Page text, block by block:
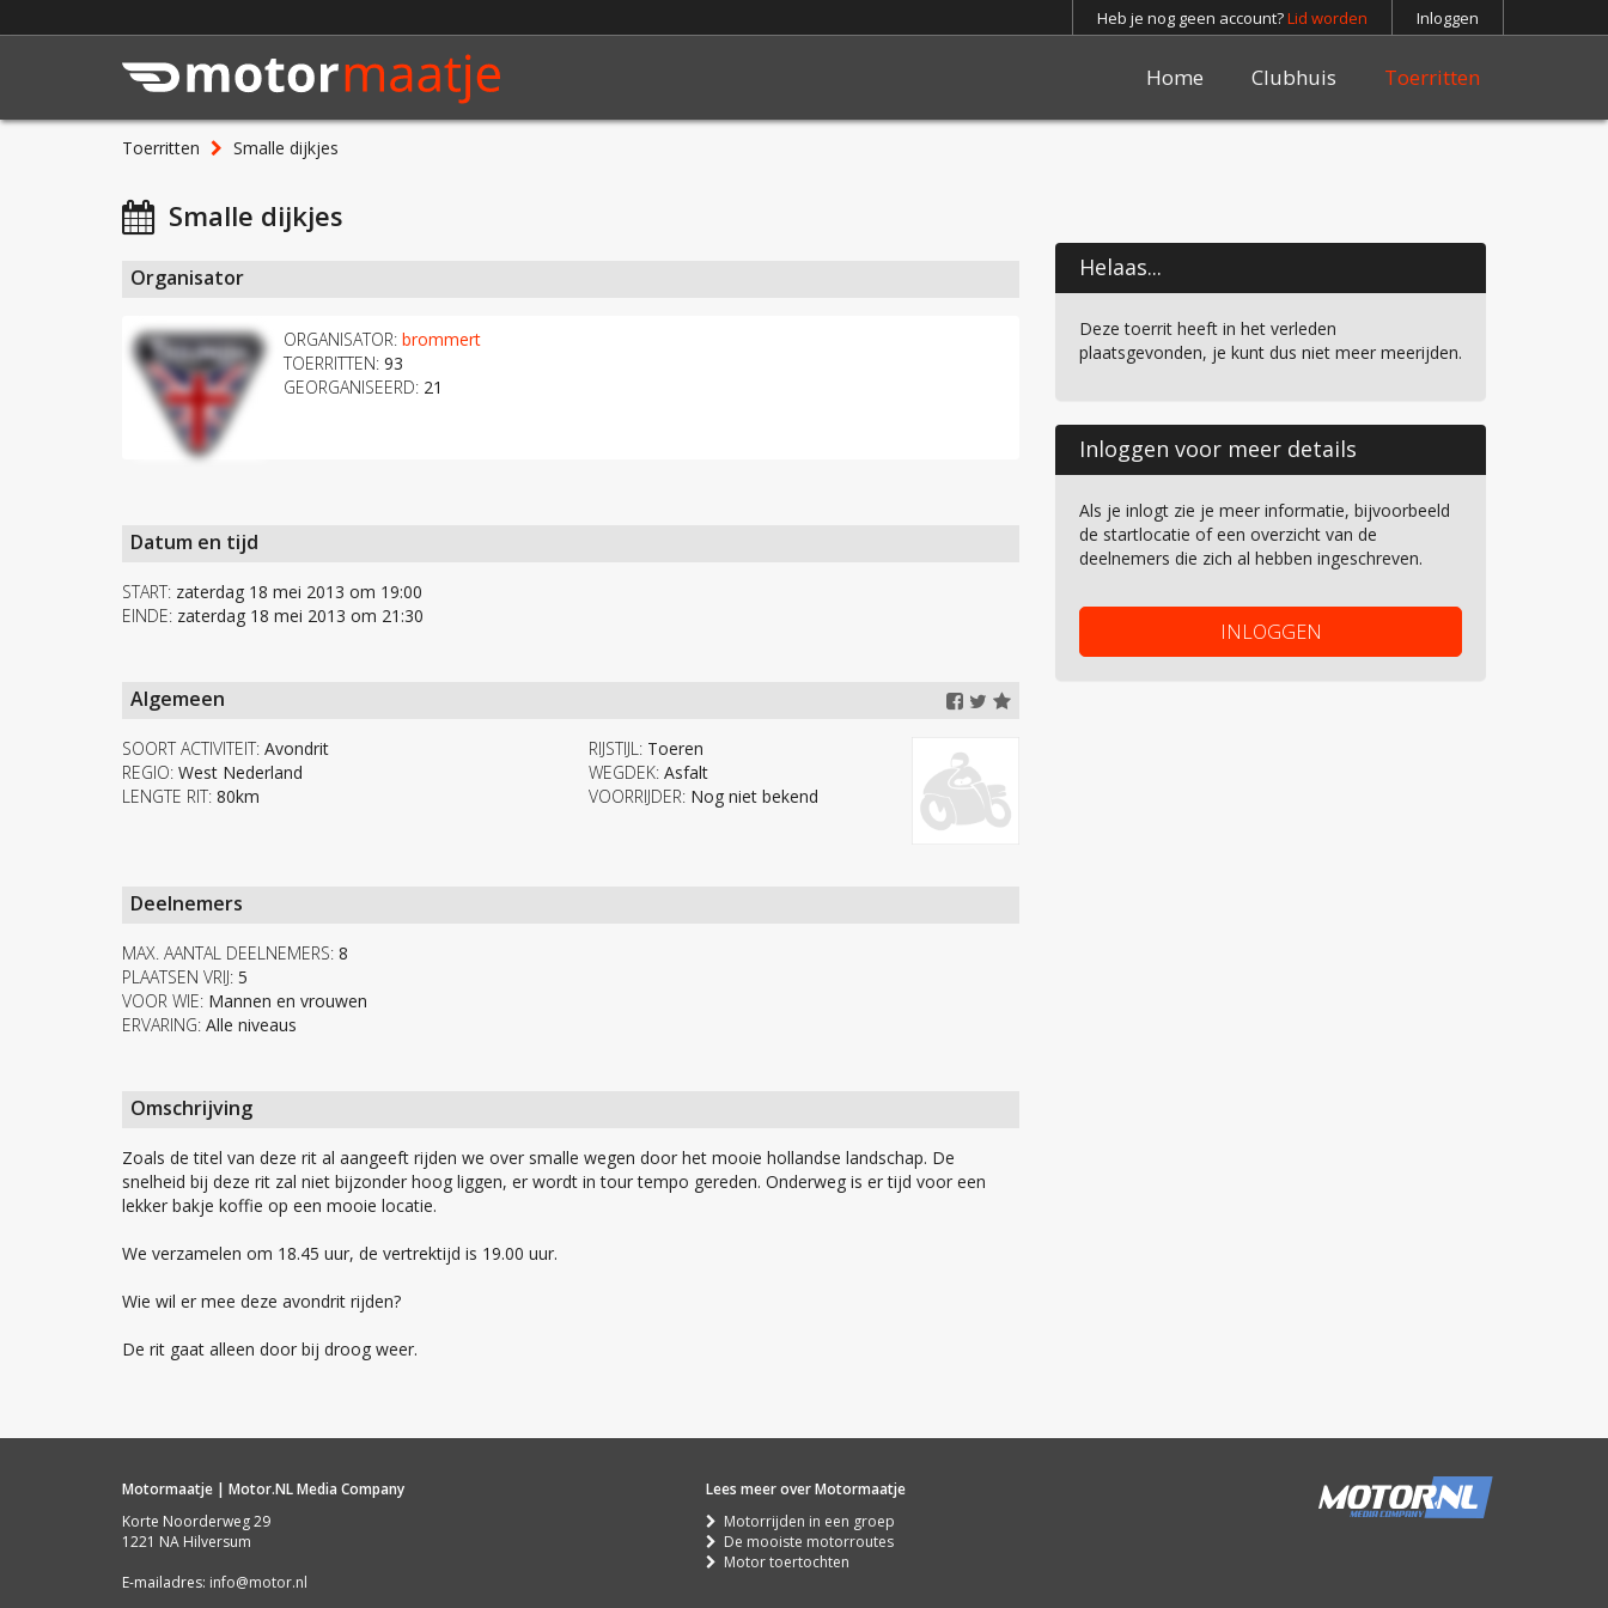
Heb je nog geen account?Lid worden Inloggen
Home Clubhuis Toerritten
Toerritten Smalle dijkjes
Smalle dijkjes
Helaas...
Deze toerrit heeft in het verleden
plaatsgevonden, je kunt dus niet meer meerijden.
Inloggen voor meer details
Als je inlogt zie je meer informatie, bijvoorbeeld
de startlocatie of een overzicht van de
deelnemers die zich al hebben ingeschreven.
INLOGGEN
Organisator
ORGANISATOR: brommert
TOERRITTEN: 93
GEORGANISEERD: 21
Datum en tijd
START: zaterdag 18 mei 2013 om 19:00
EINDE: zaterdag 18 mei 2013 om 21:30
Algemeen
SOORT ACTIVITEIT: Avondrit
REGIO: West Nederland
LENGTE RIT: 80km
RIJSTIJL: Toeren
WEGDEK: Asfalt
VOORRIJDER: Nog niet bekend
Deelnemers
MAX. AANTAL DEELNEMERS: 8
PLAATSEN VRIJ: 5
VOOR WIE: Mannen en vrouwen
ERVARING: Alle niveaus
Omschrijving
Zoals de titel van deze rit al aangeeft rijden we over smalle wegen door het mooie hollandse landschap. De
snelheid bij deze rit zal niet bijzonder hoog liggen, er wordt in tour tempo gereden. Onderweg is er tijd voor een
lekker bakje koffie op een mooie locatie.
We verzamelen om 18.45 uur, de vertrektijd is 19.00 uur.
Wie wil er mee deze avondrit rijden?
De rit gaat alleen door bij droog weer.
Motormaatje | Motor.NL Media Company
Korte Noorderweg 29
1221 NA Hilversum
E-mailadres: info@motor.nl
Lees meer over Motormaatje
Motorrijden in een groep
De mooiste motorroutes
Motor toertochten